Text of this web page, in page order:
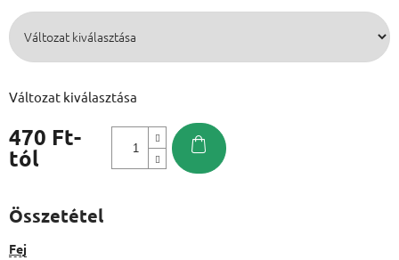
470 Ft-
tól
Változat kiválasztása
Összetétel
Fej